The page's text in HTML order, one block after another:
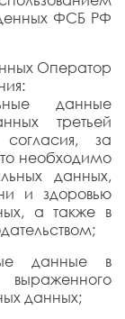
ФСБ РФ
Оператор
данные
третьей
за
необходимо
данных,
и здоровью
а также в
данные в
данных;